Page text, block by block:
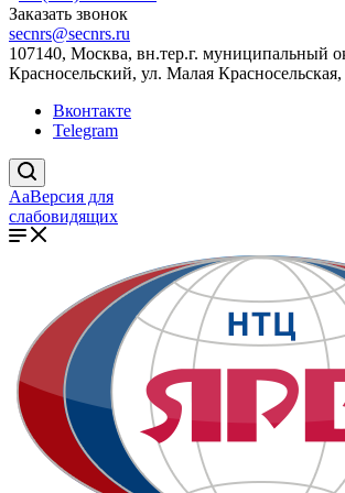
Заказать звонок
secnrs@secnrs.ru
107140, Москва, вн.тер.г. муниципальный
Красносельский, ул. Малая
Вконтакте
Telegram
AaВерсия для
слабовидящих